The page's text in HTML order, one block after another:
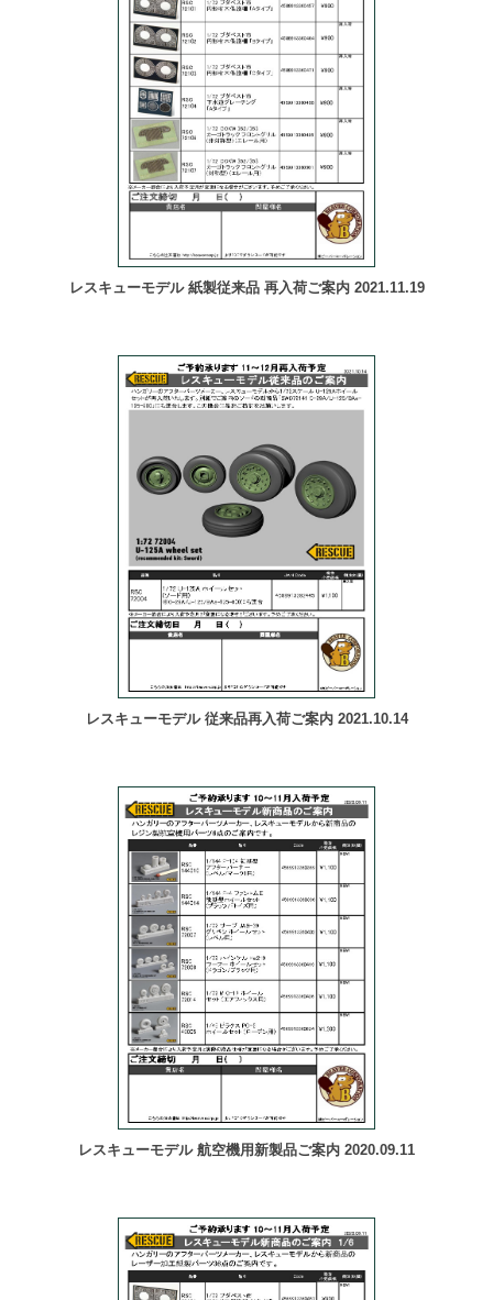
レスキューモデル 紙製従来品 再入荷ご案内 2021.11.19
レスキューモデル 従来品再入荷ご案内 2021.10.14
レスキューモデル 航空機用新製品ご案内 2020.09.11